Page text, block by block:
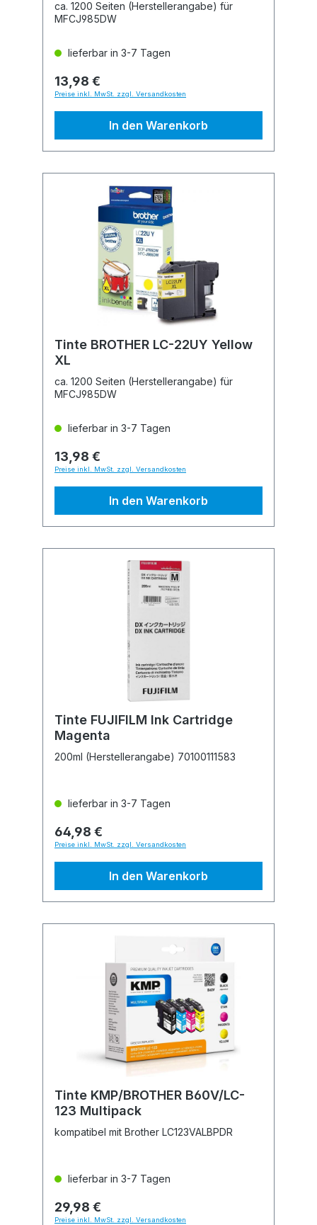
ca. 1200 Seiten (Herstellerangabe) für
MFCJ985DW
lieferbar in 3-7 Tagen
13,98 €
Preise inkl. MwSt. zzgl. Versandkosten
In den Warenkorb
Tinte BROTHER LC-22UY Yellow
XL
ca. 1200 Seiten (Herstellerangabe) für
MFCJ985DW
lieferbar in 3-7 Tagen
13,98 €
Preise inkl. MwSt. zzgl. Versandkosten
In den Warenkorb
Tinte FUJIFILM Ink Cartridge
Magenta
200ml (Herstellerangabe) 70100111583
lieferbar in 3-7 Tagen
64,98 €
Preise inkl. MwSt. zzgl. Versandkosten
In den Warenkorb
Tinte KMP/BROTHER B60V/LC-
123 Multipack
kompatibel mit Brother LC123VALBPDR
lieferbar in 3-7 Tagen
29,98 €
Preise inkl. MwSt. zzgl. Versandkosten